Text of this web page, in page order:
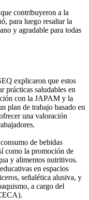
contribuyeron a la
para luego resaltar la
y agradable para todas
explicaron que estos
prácticas saludables en
con la JAPAM y la
plan de trabajo basado en
una valoración
de bebidas
como la promoción de
y alimentos nutritivos.
en espacios
señalética alusiva, y
a cargo del